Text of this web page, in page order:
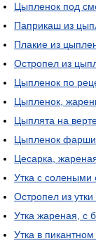
Цыпленок под
Паприкаш из
Плакие из
Остропел из
Цыпленок по
Цыпленок,
Цыплята на
Цыпленок
Цесарка,
Утка с солеными
Остропел из
Утка жареная, с
Утка в пикантном